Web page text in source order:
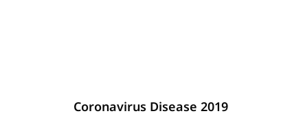
Coronavirus Disease 2019